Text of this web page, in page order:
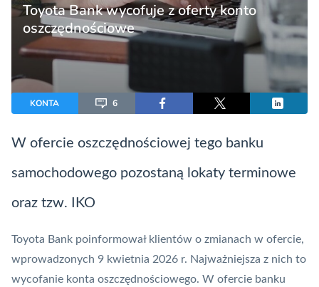
Toyota Bank wycofuje z oferty konto
oszczędnościowe
KONTA 6
W ofercie oszczędnościowej tego banku
samochodowego pozostaną lokaty terminowe
oraz tzw. IKO
Toyota Bank poinformował klientów o zmianach w ofercie,
wprowadzonych 9 kwietnia 2026 r. Najważniejsza z nich to
wycofanie konta oszczędnościowego. W ofercie banku